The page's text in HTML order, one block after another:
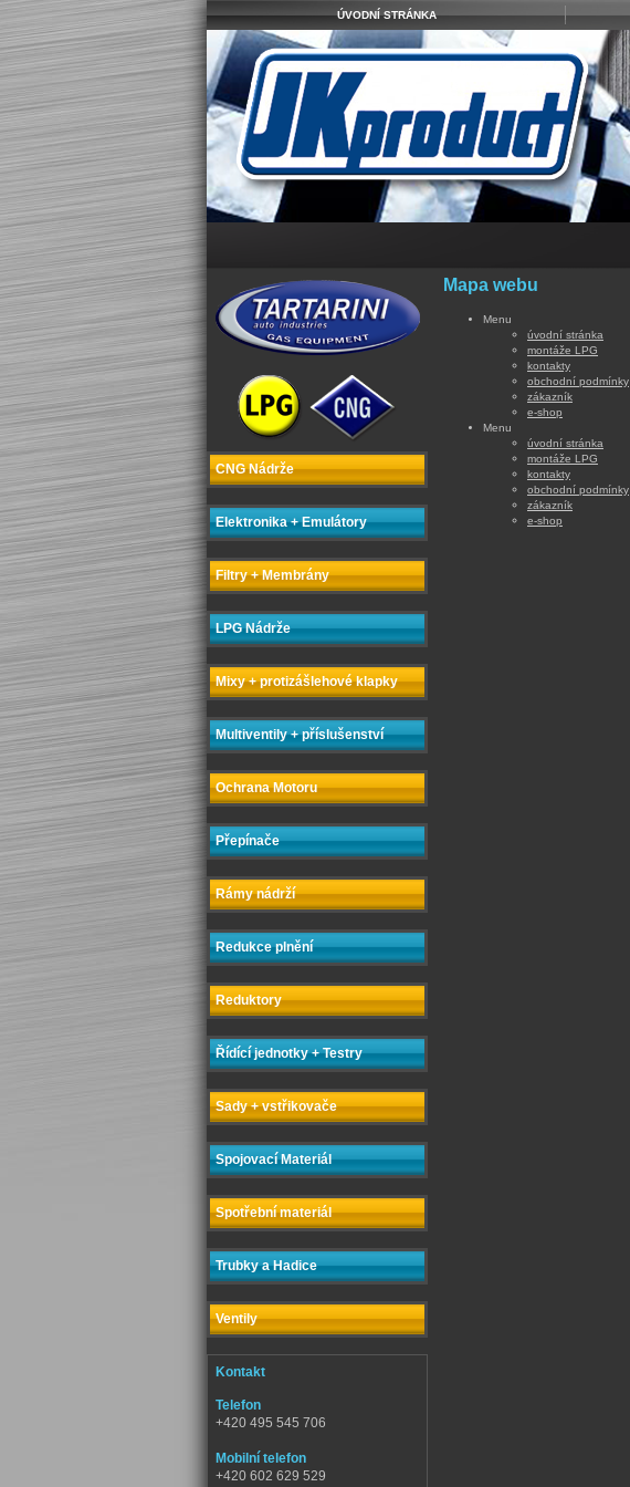
ÚVODNÍ STRÁNKA
CNG Nádrže
Elektronika + Emulátory
Filtry + Membrány
LPG Nádrže
Mixy + protizášlehové klapky
Multiventily + příslušenství
Ochrana Motoru
Přepínače
Rámy nádrží
Redukce plnění
Reduktory
Řídící jednotky + Testry
Sady + vstřikovače
Spojovací Materiál
Spotřební materiál
Trubky a Hadice
Ventily
Kontakt
Telefon
+420 495 545 706
Mobilní telefon
+420 602 629 529
Mapa webu
Menu
úvodní stránka
montáže LPG
kontakty
obchodní podmínky
zákazník
e-shop
Menu
úvodní stránka
montáže LPG
kontakty
obchodní podmínky
zákazník
e-shop